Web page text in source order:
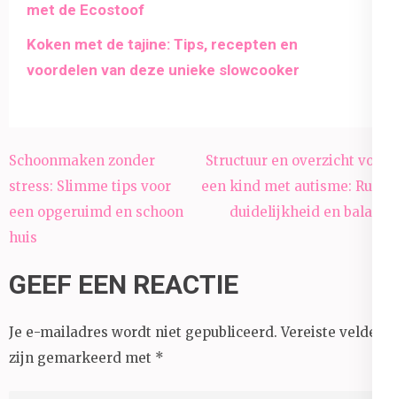
met de Ecostoof
Koken met de tajine: Tips, recepten en
voordelen van deze unieke slowcooker
Bericht
navigatie
Schoonmaken zonder
stress: Slimme tips voor
een opgeruimd en schoon
huis
Structuur en overzicht voor
een kind met autisme: Rust,
duidelijkheid en balans
GEEF EEN REACTIE
Je e-mailadres wordt niet gepubliceerd. Vereiste velden
zijn gemarkeerd met *